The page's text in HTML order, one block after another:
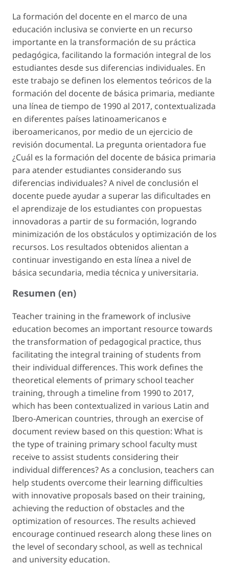
La formación del docente en el marco de una
educación inclusiva se convierte en un recurso
importante en la transformación de su práctica
pedagógica, facilitando la formación integral de los
estudiantes desde sus diferencias individuales. En
este trabajo se definen los elementos teóricos de la
formación del docente de básica primaria, mediante
una línea de tiempo de 1990 al 2017, contextualizada
en diferentes países latinoamericanos e
iberoamericanos, por medio de un ejercicio de
revisión documental. La pregunta orientadora fue
¿Cuál es la formación del docente de básica primaria
para atender estudiantes considerando sus
diferencias individuales? A nivel de conclusión el
docente puede ayudar a superar las dificultades en
el aprendizaje de los estudiantes con propuestas
innovadoras a partir de su formación, logrando
minimización de los obstáculos y optimización de los
recursos. Los resultados obtenidos alientan a
continuar investigando en esta línea a nivel de
básica secundaria, media técnica y universitaria.
Resumen (en)
Teacher training in the framework of inclusive
education becomes an important resource towards
the transformation of pedagogical practice, thus
facilitating the integral training of students from
their individual differences. This work defines the
theoretical elements of primary school teacher
training, through a timeline from 1990 to 2017,
which has been contextualized in various Latin and
Ibero-American countries, through an exercise of
document review based on this question: What is
the type of training primary school faculty must
receive to assist students considering their
individual differences? As a conclusion, teachers can
help students overcome their learning difficulties
with innovative proposals based on their training,
achieving the reduction of obstacles and the
optimization of resources. The results achieved
encourage continued research along these lines on
the level of secondary school, as well as technical
and university education.